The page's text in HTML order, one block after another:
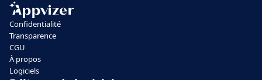
Confidentialité
Transparence
CGU
À propos
Logiciels